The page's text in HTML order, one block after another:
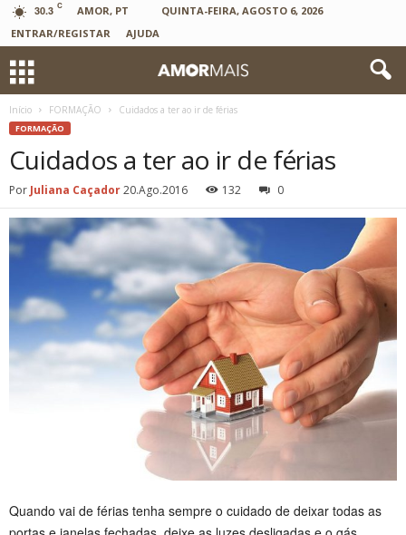
30.3 C AMOR, PT
QUINTA-FEIRA, AGOSTO 6, 2026
ENTRAR/REGISTAR
AJUDA
Início FORMAÇÃO Cuidados a ter ao ir de férias
FORMAÇÃO
Cuidados a ter ao ir de férias
Por Juliana Caçador20.Ago.2016 132 0
Quando vai de férias tenha sempre o cuidado de deixar todas as